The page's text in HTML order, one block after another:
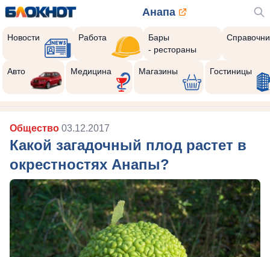
Анапа
Новости Работа
Бары
- рестораны
Авто Медицина Магазины Гостиницы
Общество 03.12.2017
Какой загадочный плод растет в
окрестностях Анапы?